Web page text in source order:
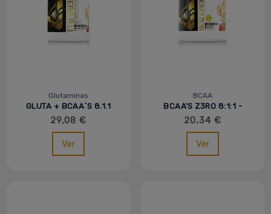
Glutaminas
GLUTA + BCAA`S 8.1.1
500G - MVP - IOGENIX
29,08 €
Ver
BCAA
BCAA'S Z3RO 8:1:1 -
IO.GENIX
20,34 €
Ver